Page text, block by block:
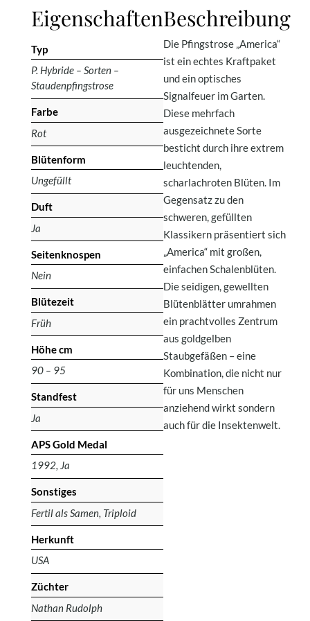
Eigenschaften
Typ
P. Hybride – Sorten –
Staudenpfingstrose
Farbe
Rot
Blütenform
Ungefüllt
Duft
Ja
Seitenknospen
Nein
Blütezeit
Früh
Höhe cm
90 – 95
Standfest
Ja
APS Gold Medal
1992, Ja
Sonstiges
Fertil als Samen, Triploid
Herkunft
USA
Züchter
Nathan Rudolph
Beschreibung
Die Pfingstrose „America“
ist ein echtes Kraftpaket
und ein optisches
Signalfeuer im Garten.
Diese mehrfach
ausgezeichnete Sorte
besticht durch ihre extrem
leuchtenden,
scharlachroten Blüten. Im
Gegensatz zu den
schweren, gefüllten
Klassikern präsentiert sich
„America“ mit großen,
einfachen Schalenblüten.
Die seidigen, gewellten
Blütenblätter umrahmen
ein prachtvolles Zentrum
aus goldgelben
Staubgefäßen – eine
Kombination, die nicht nur
für uns Menschen
anziehend wirkt sondern
auch für die Insektenwelt.